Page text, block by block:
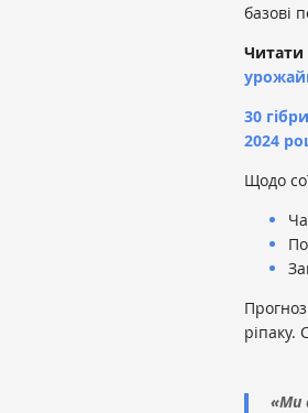
базові
Читати
30
2024
Щодо
ріпаку.
«Ми